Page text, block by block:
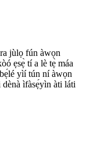
jùlọ fún àwọn
ẹsẹ̀ tí a lè tẹ̀ máa
yìí tún ní àwọn
ìfàsẹ́yìn àti láti